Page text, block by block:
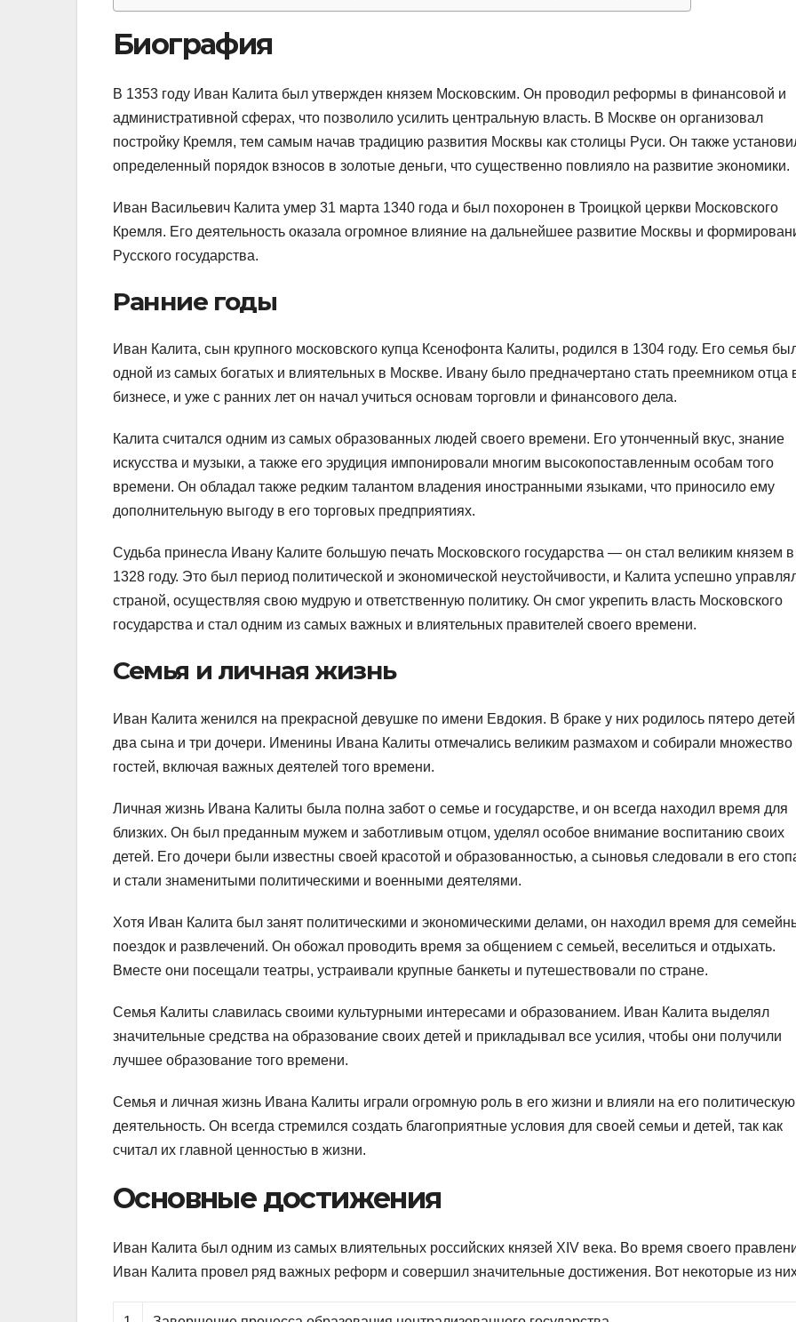
Биография
В 1353 году Иван Калита был утвержден князем Московским. Он проводил реформы в финансовой и
административной сферах, что позволило усилить центральную власть. В Москве он организовал
постройку Кремля, тем самым начав традицию развития Москвы как столицы Руси. Он также
определенный порядок взносов в золотые деньги, что существенно повлияло на развитие экономики.
Иван Васильевич Калита умер 31 марта 1340 года и был похоронен в Троицкой церкви Московского
Кремля. Его деятельность оказала огромное влияние на дальнейшее развитие Москвы и
Русского государства.
Ранние годы
Иван Калита, сын крупного московского купца Ксенофонта Калиты, родился в 1304 году. Его семья
одной из самых богатых и влиятельных в Москве. Ивану было предначертано стать преемником отца
бизнесе, и уже с ранних лет он начал учиться основам торговли и финансового дела.
Калита считался одним из самых образованных людей своего времени. Его утонченный вкус, знание
искусства и музыки, а также его эрудиция импонировали многим высокопоставленным особам того
времени. Он обладал также редким талантом владения иностранными языками, что приносило ему
дополнительную выгоду в его торговых предприятиях.
Судьба принесла Ивану Калите большую печать Московского государства — он стал великим князем в
1328 году. Это был период политической и экономической неустойчивости, и Калита успешно
страной, осуществляя свою мудрую и ответственную политику. Он смог укрепить власть Московского
государства и стал одним из самых важных и влиятельных правителей своего времени.
Семья и личная жизнь
Иван Калита женился на прекрасной девушке по имени Евдокия. В браке у них родилось пятеро
два сына и три дочери. Именины Ивана Калиты отмечались великим размахом и собирали множество
гостей, включая важных деятелей того времени.
Личная жизнь Ивана Калиты была полна забот о семье и государстве, и он всегда находил время для
близких. Он был преданным мужем и заботливым отцом, уделял особое внимание воспитанию своих
детей. Его дочери были известны своей красотой и образованностью, а сыновья следовали в его
и стали знаменитыми политическими и военными деятелями.
Хотя Иван Калита был занят политическими и экономическими делами, он находил время для
поездок и развлечений. Он обожал проводить время за общением с семьей, веселиться и отдыхать.
Вместе они посещали театры, устраивали крупные банкеты и путешествовали по стране.
Семья Калиты славилась своими культурными интересами и образованием. Иван Калита выделял
значительные средства на образование своих детей и прикладывал все усилия, чтобы они получили
лучшее образование того времени.
Семья и личная жизнь Ивана Калиты играли огромную роль в его жизни и влияли на его политическую
деятельность. Он всегда стремился создать благоприятные условия для своей семьи и детей, так как
считал их главной ценностью в жизни.
Основные достижения
Иван Калита был одним из самых влиятельных российских князей XIV века. Во время своего
Иван Калита провел ряд важных реформ и совершил значительные достижения. Вот некоторые из